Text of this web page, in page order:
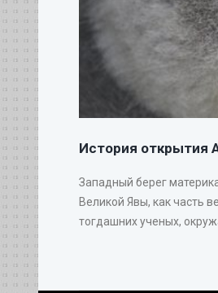
История открытия
Западный берег
Великой Явы, как часть
тогдашних ученых,